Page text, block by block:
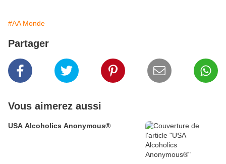
#AA Monde
Partager
Vous aimerez aussi
USA Alcoholics Anonymous®